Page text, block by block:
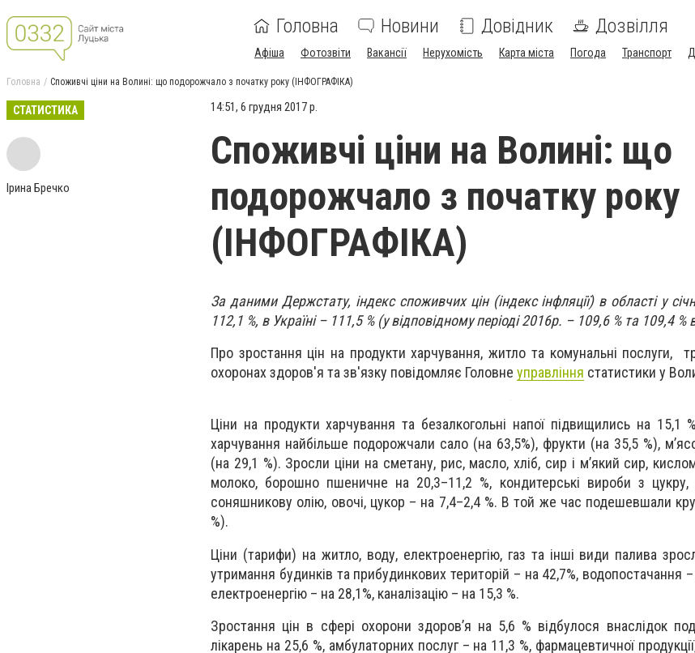
Головна Новини Довідник Дозвілля
Афіша Фотозвіти Вакансії Нерухомість Карта міста Погода Транспорт
Головна Споживчі ціни на Волині: що подорожчало з початку року (ІНФОГРАФІКА)
СТАТИСТИКА
Ірина Бречко
14:51, 6 грудня 2017 р.
Споживчі ціни на Волині: що
подорожчало з початку року
(ІНФОГРАФІКА)
За даними Держстату, індекс споживчих цін (індекс інфляції) в області у
112,1 %, в Україні – 111,5 % (у відповідному періоді 2016р. – 109,6 % та 109,4 %
Про зростання цін на продукти харчування, житло та комунальні послуги,
охоронах здоров'я та зв'язку повідомляє Головне управління статистики у
Ціни на продукти харчування та безалкогольні напої підвищились на 15,1
харчування найбільше подорожчали сало (на 63,5%), фрукти (на 35,5 %),
(на 29,1 %). Зросли ціни на сметану, рис, масло, хліб, сир і м’який сир,
молоко, борошно пшеничне на 20,3–11,2 %, кондитерські вироби з цукру,
соняшникову олію, овочі, цукор – на 7,4–2,4 %. В той же час подешевшали
%).
Ціни (тарифи) на житло, воду, електроенергію, газ та інші види палива
утримання будинків та прибудинкових територій – на 42,7%, водопостачання
електроенергію – на 28,1%, каналізацію – на 15,3 %.
Зростання цін в сфері охорони здоров’я на 5,6 % відбулося внаслідок
лікарень на 25,6 %, амбулаторних послуг – на 11,3 %, фармацевтичної